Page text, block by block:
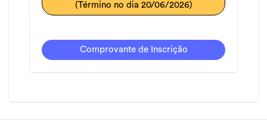
(Término no dia 20/06/2026)
Comprovante de Inscrição